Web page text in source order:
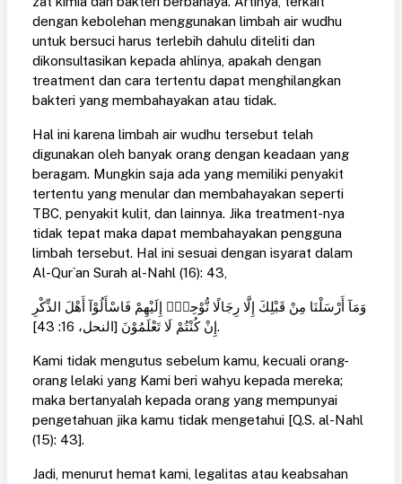
dengan kebolehan menggunakan limbah air wudhu
untuk bersuci harus terlebih dahulu diteliti dan
dikonsultasikan kepada ahlinya, apakah dengan
treatment dan cara tertentu dapat menghilangkan
bakteri yang membahayakan atau tidak.
Hal ini karena limbah air wudhu tersebut telah
digunakan oleh banyak orang dengan keadaan yang
beragam. Mungkin saja ada yang memiliki penyakit
tertentu yang menular dan membahayakan seperti
TBC, penyakit kulit, dan lainnya. Jika treatment-nya
tidak tepat maka dapat membahayakan pengguna
limbah tersebut. Hal ini sesuai dengan isyarat dalam
Al-Qur`an Surah al-Nahl (16): 43,
وَمَآ أَرْسَلْنَا مِنْ قَبْلِكَ إِلَّا رِجَالًا نُّوْحِيْۤ إِلَيْهِمْ فَاسْأَلُوْآ أَهْلَ الذِّكْرِ
إِنْ كُنْتُمْ لَا تَعْلَمُوْنَ [النحل، 16: 43].
Kami tidak mengutus sebelum kamu, kecuali orang-
orang lelaki yang Kami beri wahyu kepada mereka;
maka bertanyalah kepada orang yang mempunyai
pengetahuan jika kamu tidak mengetahui [Q.S. al-Nahl
(15): 43].
Jadi, menurut hemat kami, legalitas atau keabsahan